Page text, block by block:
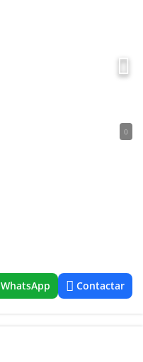
0
WhatsApp Contactar